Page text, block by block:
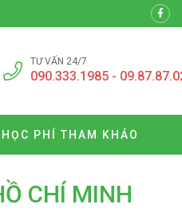
TƯ VẤN 24/7
090.333.1985 -
HỌC PHÍ THAM KHẢO
CHÍ MINH